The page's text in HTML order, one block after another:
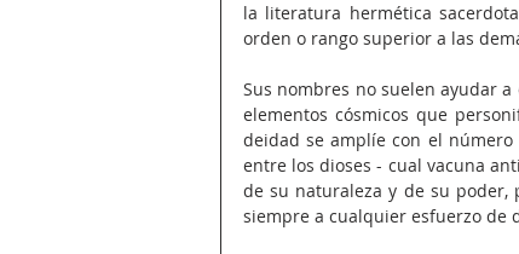
la literatura hermética
orden o rango superior a las
Sus nombres no suelen ayudar
elementos cósmicos que
deidad se amplíe con el
entre los dioses - cual vacuna
de su naturaleza y de su poder,
siempre a cualquier esfuerzo de